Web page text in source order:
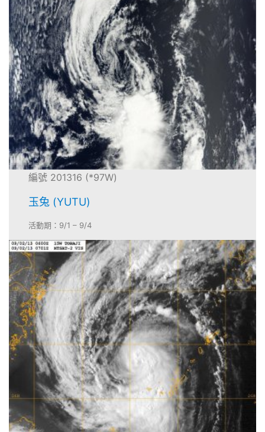
編號 201316 (*97W)
玉兔 (YUTU)
活動期：9/1 – 9/4